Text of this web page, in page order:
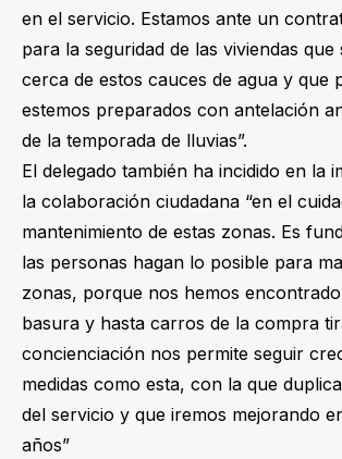
en el servicio. Estamos ante un
para la seguridad de las viviendas
cerca de estos cauces de agua y que
estemos preparados con antelación
de la temporada de lluvias”.
El delegado también ha incidido en la
la colaboración ciudadana “en el
mantenimiento de estas zonas. Es
las personas hagan lo posible para
zonas, porque nos hemos
basura y hasta carros de la compra
concienciación nos permite seguir
medidas como esta, con la que
del servicio y que iremos mejorando
años”